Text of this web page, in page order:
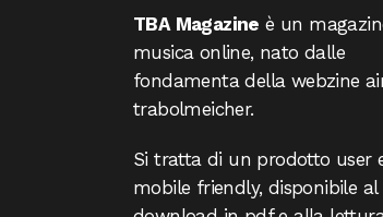
TBA Magazine è un
musica online, nato dalle
fondamenta della webzine
trabolmeicher.
Si tratta di un prodotto user
mobile friendly, disponibile al